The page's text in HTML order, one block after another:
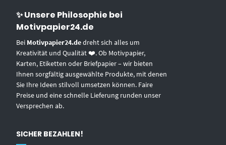
✨ Unsere Philosophie bei
Motivpapier24.de
Bei Motivpapier24.dedreht sich alles um
Kreativität und Qualität ❤️. Ob Motivpapier,
Karten, Etiketten oder Briefpapier – wir bieten
Ihnen sorgfältig ausgewählte Produkte, mit denen
Sie Ihre Ideen stilvoll umsetzen können. Faire
Preise und eine schnelle Lieferung runden unser
Versprechen ab.
SICHER BEZAHLEN!